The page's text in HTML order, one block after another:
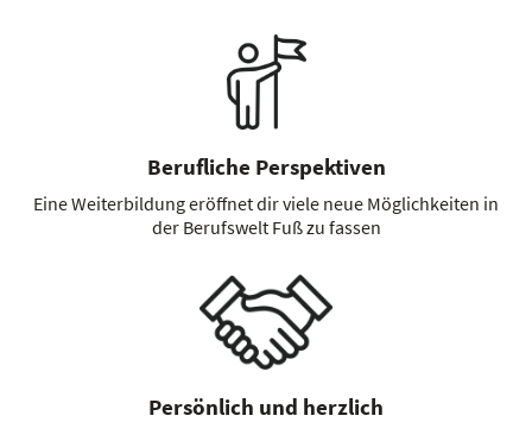
Berufliche Perspektiven
Eine Weiterbildung eröffnet dir viele neue Möglichkeiten in
der Berufswelt Fuß zu fassen
Persönlich und herzlich